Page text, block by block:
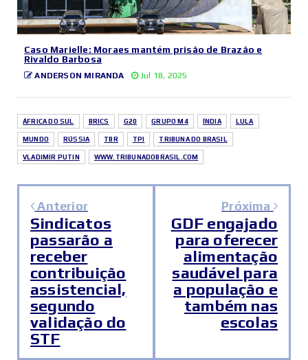
Caso Marielle: Moraes mantém prisão de Brazão e
Rivaldo Barbosa
ANDERSON MIRANDA Jul 18, 2025
ÁFRICA DO SUL BRICS G20 GRUPO M4 ÍNDIA LULA
MUNDO RÚSSIA TBR TPI TRIBUNA DO BRASIL
VLADIMIR PUTIN WWW.TRIBUNADOBRASIL.COM
Anterior
Sindicatos
passarão a
receber
contribuição
assistencial,
segundo
validação do
STF
Próxima
GDF engajado
para oferecer
alimentação
saudável para
a população e
também nas
escolas